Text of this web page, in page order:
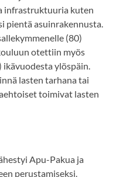
infrastruktuuria kuten
pientä asuinrakennusta.
(80)
otettiin myös
ylöspäin.
lasten tarhana tai
toimivat lasten
Apu-Pakua ja
perustamiseksi.